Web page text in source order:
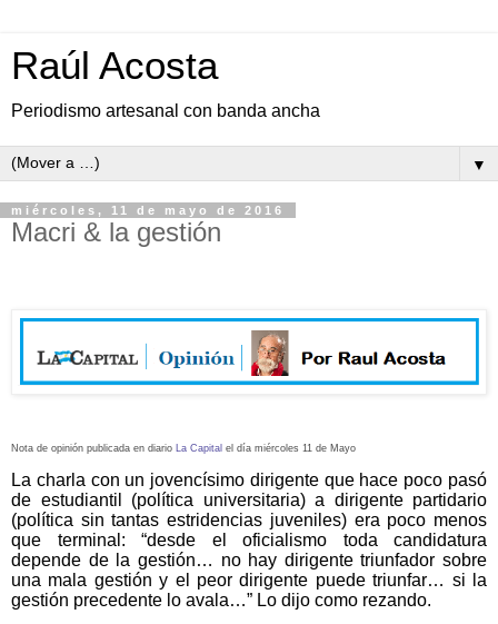
Raúl Acosta
Periodismo artesanal con banda ancha
▼
miércoles, 11 de mayo de 2016
Macri & la gestión
Nota de opinión publicada en diario La Capital el día miércoles 11 de Mayo
La charla con un jovencísimo dirigente que hace poco pasó
de estudiantil (política universitaria) a dirigente partidario
(política sin tantas estridencias juveniles) era poco menos
que terminal: “desde el oficialismo toda candidatura
depende de la gestión… no hay dirigente triunfador sobre
una mala gestión y el peor dirigente puede triunfar… si la
gestión precedente lo avala…” Lo dijo como rezando.